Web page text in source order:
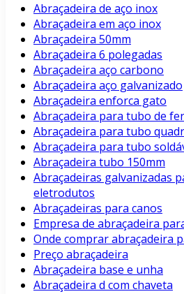
Abraçadeira de aço inox
Abraçadeira em aço inox
Abraçadeira 50mm
Abraçadeira 6 polegadas
Abraçadeira aço carbono
Abraçadeira aço galvanizado
Abraçadeira enforca gato
Abraçadeira para tubo de
Abraçadeira para tubo
Abraçadeira para tubo
Abraçadeira tubo 150mm
Abraçadeiras galvanizadas
eletrodutos
Abraçadeiras para canos
Empresa de abraçadeira
Onde comprar abraçadeira
Preço abraçadeira
Abraçadeira base e unha
Abraçadeira d com chaveta